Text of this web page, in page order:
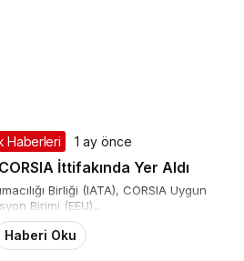
Haberleri 1 ay önce
İttifakında Yer Aldı